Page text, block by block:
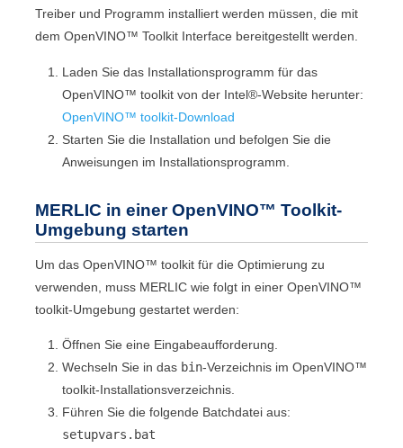
Treiber und Programm installiert werden müssen, die mit
demOpenVINO™ Toolkit Interface bereitgestellt werden.
Laden Sie das Installationsprogramm für das
OpenVINO™ toolkit von der Intel®-Website herunter:
OpenVINO™ toolkit-Download
Starten Sie die Installation und befolgen Sie die
Anweisungen im Installationsprogramm.
MERLIC in einerOpenVINO™ Toolkit-
Umgebung starten
Um dasOpenVINO™ toolkit für die Optimierung zu
verwenden, muss MERLIC wie folgt in einerOpenVINO™
toolkit-Umgebung gestartet werden:
Öffnen Sie eine Eingabeaufforderung.
Wechseln Sie in das bin-Verzeichnis imOpenVINO™
toolkit-Installationsverzeichnis.
Führen Sie die folgende Batchdatei aus:
setupvars.bat